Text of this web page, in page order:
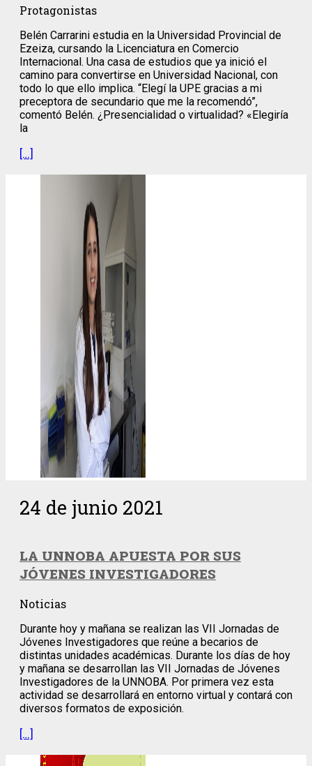
Protagonistas
Belén Carrarini estudia en la Universidad Provincial de
Ezeiza, cursando la Licenciatura en Comercio
Internacional. Una casa de estudios que ya inició el
camino para convertirse en Universidad Nacional, con
todo lo que ello implica. “Elegí la UPE gracias a mi
preceptora de secundario que me la recomendó”,
comentó Belén. ¿Presencialidad o virtualidad? «Elegiría
la
[…]
24 de junio 2021
LA UNNOBA APUESTA POR SUS
JÓVENES INVESTIGADORES
Noticias
Durante hoy y mañana se realizan las VII Jornadas de
Jóvenes Investigadores que reúne a becarios de
distintas unidades académicas. Durante los días de hoy
y mañana se desarrollan las VII Jornadas de Jóvenes
Investigadores de la UNNOBA. Por primera vez esta
actividad se desarrollará en entorno virtual y contará con
diversos formatos de exposición.
[…]